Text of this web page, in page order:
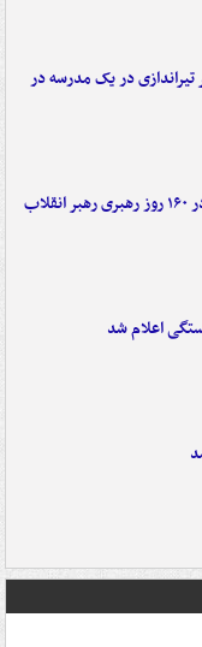
تیراندازی در یک مدرسه در
اعلام شد